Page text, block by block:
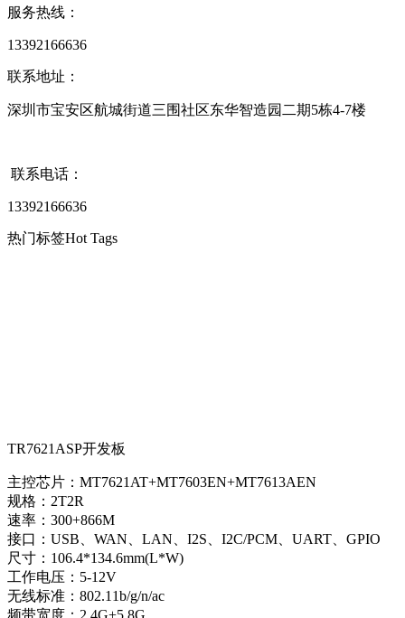
服务热线：
13392166636
联系地址：
深圳市宝安区航城街道三围社区东华智造园二期5栋4-7楼
联系电话：
13392166636
热门标签Hot Tags
TR7621ASP开发板
主控芯片：MT7621AT+MT7603EN+MT7613AEN
规格：2T2R
速率：300+866M
接口：USB、WAN、LAN、I2S、I2C/PCM、UART、GPIO
尺寸：106.4*134.6mm(L*W)
工作电压：5-12V
无线标准：802.11b/g/n/ac
频带宽度：2.4G+5.8G